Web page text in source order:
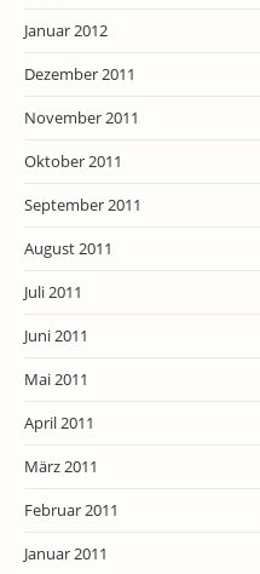
Januar 2012
Dezember 2011
November 2011
Oktober 2011
September 2011
August 2011
Juli 2011
Juni 2011
Mai 2011
April 2011
März 2011
Februar 2011
Januar 2011